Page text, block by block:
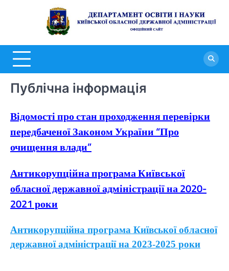
Публічна інформація
Відомості про стан проходження перевірки
передбаченої Законом України “Про
очищення влади”
Антикорупційна програма Київської
обласної державної адміністрації на 2020-
2021 роки
Антикорупційна програма Київської обласної
державної адміністрації на 2023-2025 роки